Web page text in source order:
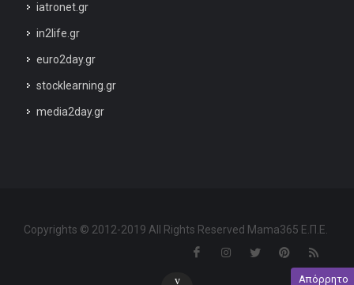
iatronet.gr
in2life.gr
euro2day.gr
stocklearning.gr
media2day.gr
Copyrights © 2012-2019 All Rights Reserved Mama365 Ε.Π.Ε.
Απόρρητο
v